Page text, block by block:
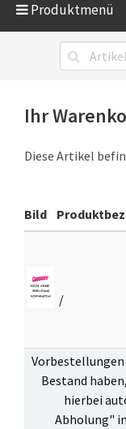
Produktmenü
Ihr
Diese Artikel
Bild
/
Bestand
hierbei
Abholung"